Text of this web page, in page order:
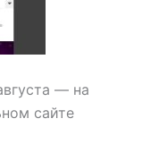
— на
сайте